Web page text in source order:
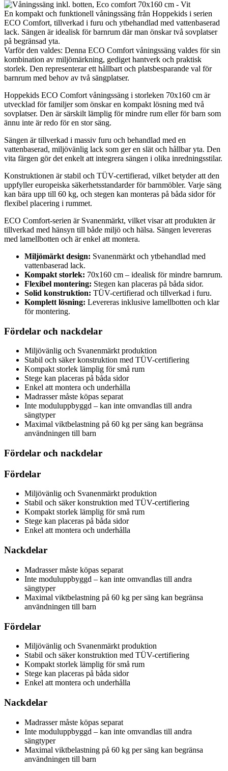
En kompakt och funktionell våningssäng från Hoppekids i serien
ECO Comfort, tillverkad i furu och ytbehandlad med vattenbaserad
lack. Sängen är idealisk för barnrum där man önskar två sovplatser
på begränsad yta.
Varför den valdes: Denna ECO Comfort våningssäng valdes för sin
kombination av miljömärkning, gediget hantverk och praktisk
storlek. Den representerar ett hållbart och platsbesparande val för
barnrum med behov av två sängplatser.
Hoppekids ECO Comfort våningssäng i storleken 70x160 cm är
utvecklad för familjer som önskar en kompakt lösning med två
sovplatser. Den är särskilt lämplig för mindre rum eller för barn som
ännu inte är redo för en stor säng.
Sängen är tillverkad i massiv furu och behandlad med en
vattenbaserad, miljövänlig lack som ger en slät och hållbar yta. Den
vita färgen gör det enkelt att integrera sängen i olika inredningsstilar.
Konstruktionen är stabil och TÜV-certifierad, vilket betyder att den
uppfyller europeiska säkerhetsstandarder för barnmöbler. Varje säng
kan bära upp till 60 kg, och stegen kan monteras på båda sidor för
flexibel placering i rummet.
ECO Comfort-serien är Svanenmärkt, vilket visar att produkten är
tillverkad med hänsyn till både miljö och hälsa. Sängen levereras
med lamellbotten och är enkel att montera.
Miljömärkt design: Svanenmärkt och ytbehandlad med
vattenbaserad lack.
Kompakt storlek: 70x160 cm – idealisk för mindre barnrum.
Flexibel montering: Stegen kan placeras på båda sidor.
Solid konstruktion: TÜV-certifierad och tillverkad i furu.
Komplett lösning: Levereras inklusive lamellbotten och klar
för montering.
Fördelar och nackdelar
Miljövänlig och Svanenmärkt produktion
Stabil och säker konstruktion med TÜV-certifiering
Kompakt storlek lämplig för små rum
Stege kan placeras på båda sidor
Enkel att montera och underhålla
Madrasser måste köpas separat
Inte moduluppbyggd – kan inte omvandlas till andra
sängtyper
Maximal viktbelastning på 60 kg per säng kan begränsa
användningen till barn
Fördelar och nackdelar
Fördelar
Miljövänlig och Svanenmärkt produktion
Stabil och säker konstruktion med TÜV-certifiering
Kompakt storlek lämplig för små rum
Stege kan placeras på båda sidor
Enkel att montera och underhålla
Nackdelar
Madrasser måste köpas separat
Inte moduluppbyggd – kan inte omvandlas till andra
sängtyper
Maximal viktbelastning på 60 kg per säng kan begränsa
användningen till barn
Fördelar
Miljövänlig och Svanenmärkt produktion
Stabil och säker konstruktion med TÜV-certifiering
Kompakt storlek lämplig för små rum
Stege kan placeras på båda sidor
Enkel att montera och underhålla
Nackdelar
Madrasser måste köpas separat
Inte moduluppbyggd – kan inte omvandlas till andra
sängtyper
Maximal viktbelastning på 60 kg per säng kan begränsa
användningen till barn